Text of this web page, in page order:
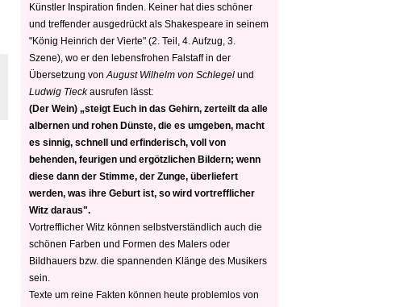
Künstler Inspiration finden. Keiner hat dies schöner
und treffender ausgedrückt als Shakespeare in seinem
"König Heinrich der Vierte" (2. Teil, 4. Aufzug, 3.
Szene), wo er den lebensfrohen Falstaff in der
Übersetzung von August Wilhelm von Schlegel und
Ludwig Tieckausrufen lässt:
(Der Wein) „steigt Euch in das Gehirn, zerteilt da alle
albernen und rohen Dünste, die es umgeben, macht
es sinnig, schnell und erfinderisch, voll von
behenden, feurigen und ergötzlichen Bildern; wenn
diese dann der Stimme, der Zunge, überliefert
werden, was ihre Geburt ist, so wird vortrefflicher
Witz daraus".
Vortrefflicher Witz können selbstverständlich auch die
schönen Farben und Formen des Malers oder
Bildhauers bzw. die spannenden Klänge des Musikers
sein.
Texte um reine Fakten können heute problemlos von